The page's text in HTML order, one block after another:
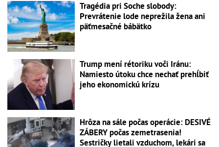
Tragédia pri Soche slobody:
Prevrátenie lode neprežila žena ani
päťmesačné bábätko
Trump mení rétoriku voči Iránu:
Namiesto útoku chce nechať prehĺbiť
jeho ekonomickú krízu
Hrôza na sále počas operácie: DESIVÉ
ZÁBERY počas zemetrasenia!
Sestričky lietali vzduchom, lekári sa